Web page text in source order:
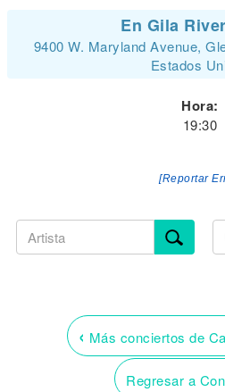
En Gila
9400 W. Maryland Avenue,
Estados
Hora:
19:30
[Reportar
‹ Más conciertos de
Regresar a